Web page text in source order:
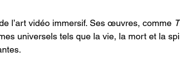
l’art vidéo immersif. Ses œuvres, comme
universels tels que la vie, la mort et la